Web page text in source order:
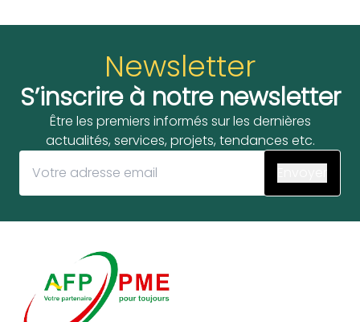
Newsletter
S’inscrire à notre newsletter
Être les premiers informés sur les dernières
actualités, services, projets, tendances etc.